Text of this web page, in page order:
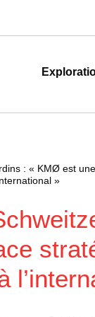
: « KMØ est
»